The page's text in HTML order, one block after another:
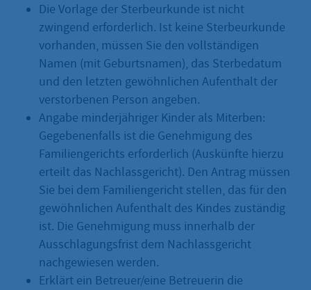
Die Vorlage der Sterbeurkunde ist nicht
zwingend erforderlich. Ist keine Sterbeurkunde
vorhanden, müssen Sie den vollständigen
Namen (mit Geburtsnamen), das Sterbedatum
und den letzten gewöhnlichen Aufenthalt der
verstorbenen Person angeben.
Angabe minderjähriger Kinder als Miterben:
Gegebenenfalls ist die Genehmigung des
Familiengerichts erforderlich (Auskünfte hierzu
erteilt das Nachlassgericht). Den Antrag müssen
Sie bei dem Familiengericht stellen, das für den
gewöhnlichen Aufenthalt des Kindes zuständig
ist. Die Genehmigung muss innerhalb der
Ausschlagungsfrist dem Nachlassgericht
nachgewiesen werden.
Erklärt ein Betreuer/eine Betreuerin die